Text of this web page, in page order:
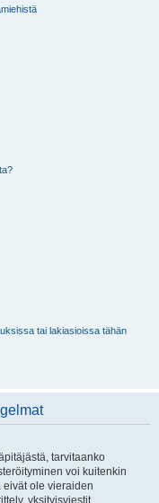
tai lakiasioissa tähän
tarvitaanko
voi kuitenkin
ole vieraiden
yksityisviestit,